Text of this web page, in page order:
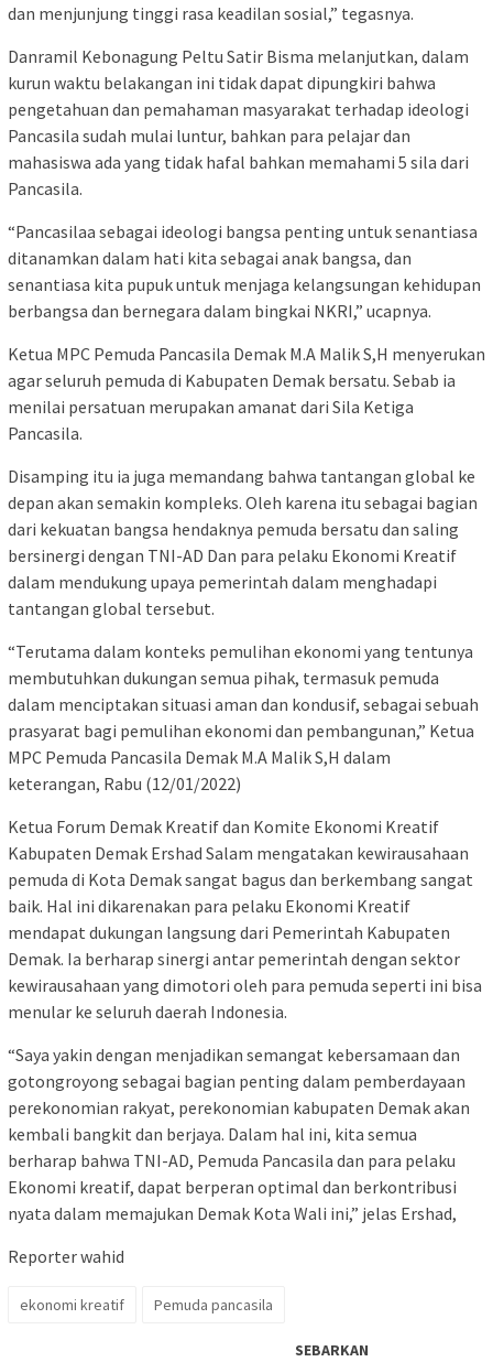
dan menjunjung tinggi rasa keadilan sosial,” tegasnya.
Danramil Kebonagung Peltu Satir Bisma melanjutkan, dalam
kurun waktu belakangan ini tidak dapat dipungkiri bahwa
pengetahuan dan pemahaman masyarakat terhadap ideologi
Pancasila sudah mulai luntur, bahkan para pelajar dan
mahasiswa ada yang tidak hafal bahkan memahami 5 sila dari
Pancasila.
“Pancasilaa sebagai ideologi bangsa penting untuk senantiasa
ditanamkan dalam hati kita sebagai anak bangsa, dan
senantiasa kita pupuk untuk menjaga kelangsungan kehidupan
berbangsa dan bernegara dalam bingkai NKRI,” ucapnya.
Ketua MPC Pemuda Pancasila Demak M.A Malik S,H menyerukan
agar seluruh pemuda di Kabupaten Demak bersatu. Sebab ia
menilai persatuan merupakan amanat dari Sila Ketiga
Pancasila.
Disamping itu ia juga memandang bahwa tantangan global ke
depan akan semakin kompleks. Oleh karena itu sebagai bagian
dari kekuatan bangsa hendaknya pemuda bersatu dan saling
bersinergi dengan TNI-AD Dan para pelaku Ekonomi Kreatif
dalam mendukung upaya pemerintah dalam menghadapi
tantangan global tersebut.
“Terutama dalam konteks pemulihan ekonomi yang tentunya
membutuhkan dukungan semua pihak, termasuk pemuda
dalam menciptakan situasi aman dan kondusif, sebagai sebuah
prasyarat bagi pemulihan ekonomi dan pembangunan,” Ketua
MPC Pemuda Pancasila Demak M.A Malik S,H dalam
keterangan, Rabu (12/01/2022)
Ketua Forum Demak Kreatif dan Komite Ekonomi Kreatif
Kabupaten Demak Ershad Salam mengatakan kewirausahaan
pemuda di Kota Demak sangat bagus dan berkembang sangat
baik. Hal ini dikarenakan para pelaku Ekonomi Kreatif
mendapat dukungan langsung dari Pemerintah Kabupaten
Demak. Ia berharap sinergi antar pemerintah dengan sektor
kewirausahaan yang dimotori oleh para pemuda seperti ini bisa
menular ke seluruh daerah Indonesia.
“Saya yakin dengan menjadikan semangat kebersamaan dan
gotongroyong sebagai bagian penting dalam pemberdayaan
perekonomian rakyat, perekonomian kabupaten Demak akan
kembali bangkit dan berjaya. Dalam hal ini, kita semua
berharap bahwa TNI-AD, Pemuda Pancasila dan para pelaku
Ekonomi kreatif, dapat berperan optimal dan berkontribusi
nyata dalam memajukan Demak Kota Wali ini,” jelas Ershad,
Reporter wahid
ekonomi kreatif Pemuda pancasila
SEBARKAN